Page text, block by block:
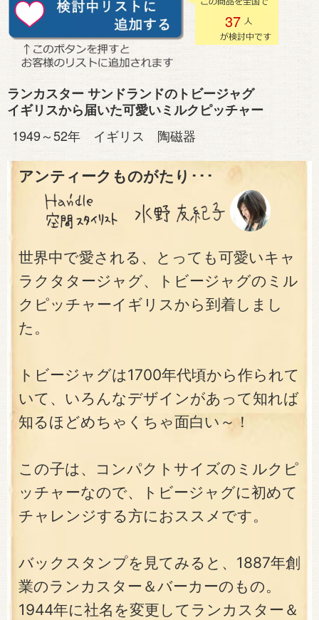
37
ランカスター サンドランドのトビージャグ
イギリスから届いた可愛いミルクピッチャー
1949～52年 イギリス 陶磁器
アンティークものがたり･･･
世界中で愛される、とっても可愛いキャ
ラクタタージャグ、トビージャグのミル
クピッチャーイギリスから到着しまし
た。
トビージャグは1700年代頃から作られて
いて、いろんなデザインがあって知れば
知るほどめちゃくちゃ面白い～！
この子は、コンパクトサイズのミルクピ
ッチャーなので、トビージャグに初めて
チャレンジする方におススメです。
バックスタンプを見てみると、1887年創
業のランカスター＆バーカーのもの。
1944年に社名を変更してランカスター＆